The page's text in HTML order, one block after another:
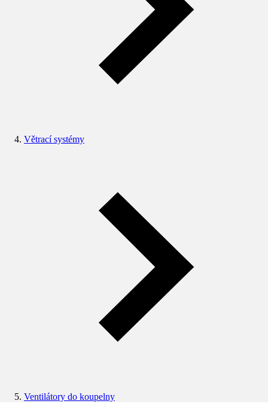
Větrací systémy
Ventilátory do koupelny